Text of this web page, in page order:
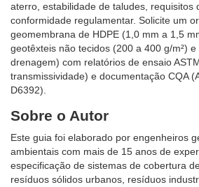
aterro, estabilidade de taludes, requisitos
conformidade regulamentar. Solicite um
geomembrana de HDPE (1,0 mm a 1,5
geotêxteis não tecidos (200 a 400 g/m²)
drenagem) com relatórios de ensaio
transmissividade) e documentação CQA
D6392).
Sobre o Autor
Este guia foi elaborado por engenheiros
ambientais com mais de 15 anos de
especificação de sistemas de cobertura
resíduos sólidos urbanos, resíduos